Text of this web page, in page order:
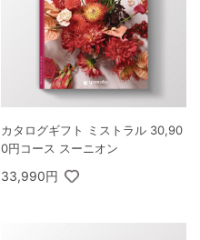
カタログギフト ミストラル 30,90
0円コース スーニオン
33,990円